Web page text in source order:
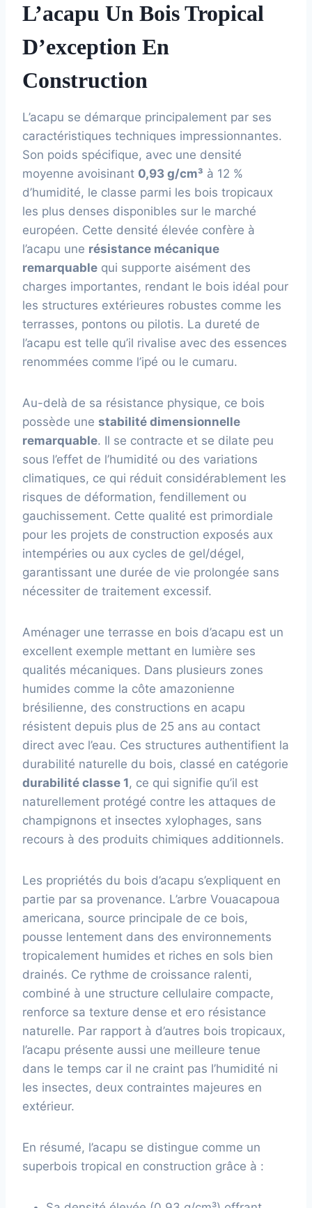
L’acapu Un Bois Tropical
D’exception En
Construction
L’acapu se démarque principalement par ses
caractéristiques techniques impressionnantes.
Son poids spécifique, avec une densité
moyenne avoisinant 0,93 g/cm³ à 12 %
d’humidité, le classe parmi les bois tropicaux
les plus denses disponibles sur le marché
européen. Cette densité élevée confère à
l’acapu une résistance mécanique
remarquable qui supporte aisément des
charges importantes, rendant le bois idéal pour
les structures extérieures robustes comme les
terrasses, pontons ou pilotis. La dureté de
l’acapu est telle qu’il rivalise avec des essences
renommées comme l’ipé ou le cumaru.
Au-delà de sa résistance physique, ce bois
possède une stabilité dimensionnelle
remarquable. Il se contracte et se dilate peu
sous l’effet de l’humidité ou des variations
climatiques, ce qui réduit considérablement les
risques de déformation, fendillement ou
gauchissement. Cette qualité est primordiale
pour les projets de construction exposés aux
intempéries ou aux cycles de gel/dégel,
garantissant une durée de vie prolongée sans
nécessiter de traitement excessif.
Aménager une terrasse en bois d’acapu est un
excellent exemple mettant en lumière ses
qualités mécaniques. Dans plusieurs zones
humides comme la côte amazonienne
brésilienne, des constructions en acapu
résistent depuis plus de 25 ans au contact
direct avec l’eau. Ces structures authentifient la
durabilité naturelle du bois, classé en catégorie
durabilité classe 1, ce qui signifie qu’il est
naturellement protégé contre les attaques de
champignons et insectes xylophages, sans
recours à des produits chimiques additionnels.
Les propriétés du bois d’acapu s’expliquent en
partie par sa provenance. L’arbre Vouacapoua
americana, source principale de ce bois,
pousse lentement dans des environnements
tropicalement humides et riches en sols bien
drainés. Ce rythme de croissance ralenti,
combiné à une structure cellulaire compacte,
renforce sa texture dense et его résistance
naturelle. Par rapport à d’autres bois tropicaux,
l’acapu présente aussi une meilleure tenue
dans le temps car il ne craint pas l’humidité ni
les insectes, deux contraintes majeures en
extérieur.
En résumé, l’acapu se distingue comme un
superbois tropical en construction grâce à :